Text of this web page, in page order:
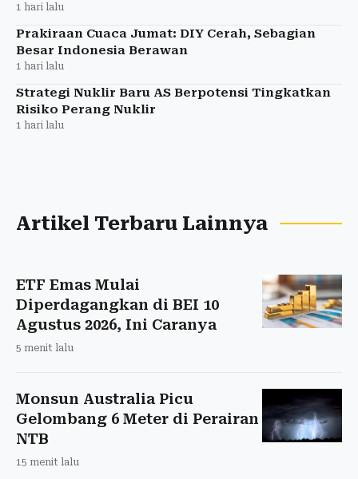
1 hari lalu
Prakiraan Cuaca Jumat: DIY Cerah, Sebagian
Besar Indonesia Berawan
1 hari lalu
Strategi Nuklir Baru AS Berpotensi Tingkatkan
Risiko Perang Nuklir
1 hari lalu
Artikel Terbaru Lainnya
ETF Emas Mulai
Diperdagangkan di BEI 10
Agustus 2026, Ini Caranya
5 menit lalu
Monsun Australia Picu
Gelombang 6 Meter di Perairan
NTB
15 menit lalu